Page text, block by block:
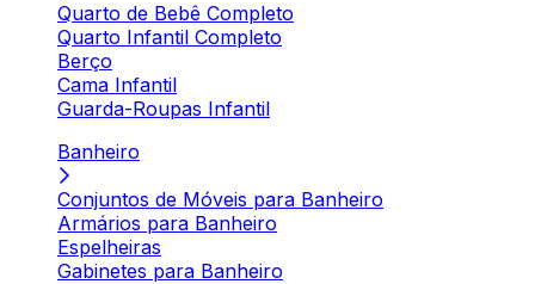
Quarto de Bebê Completo
Quarto Infantil Completo
Berço
Cama Infantil
Guarda-Roupas Infantil
Banheiro
Conjuntos de Móveis para Banheiro
Armários para Banheiro
Espelheiras
Gabinetes para Banheiro